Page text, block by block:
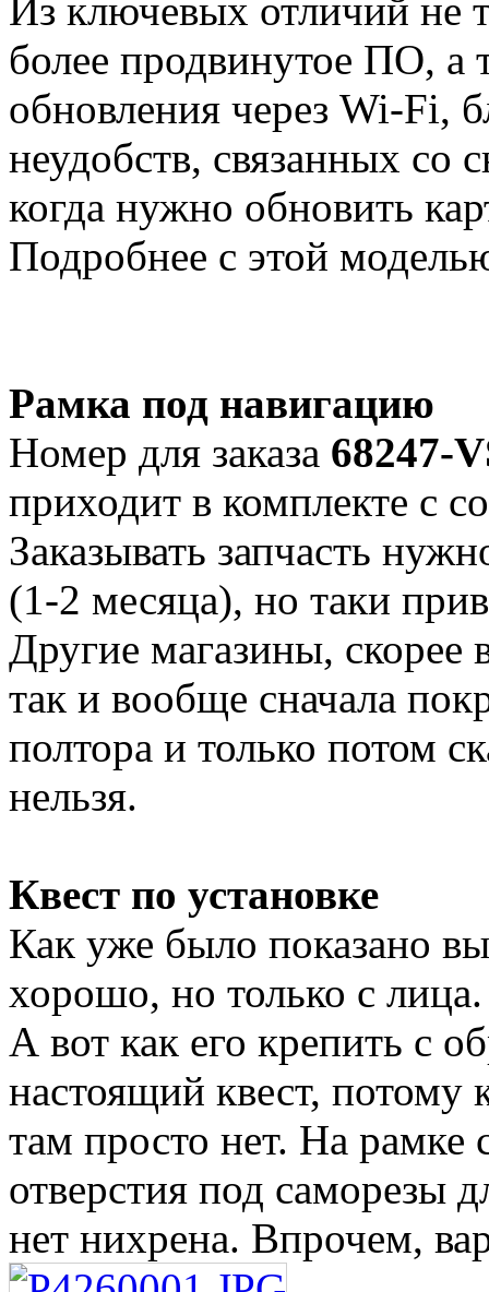
Из ключевых отличий не
более продвинутое ПО, а
обновления через Wi-Fi,
неудобств, связанных со
когда нужно обновить
Подробнее с этой
Рамка под навигацию
Номер для заказа 68247-
приходит в комплекте с
Заказывать запчасть
(1-2 месяца), но таки
Другие магазины, скорее
так и вообще сначала
полтора и только потом
нельзя.
Квест по установке
Как уже было показано
хорошо, но только с лица.
А вот как его крепить с
настоящий квест, потому
там просто нет. На рамке
отверстия под саморезы
нет нихрена. Впрочем,